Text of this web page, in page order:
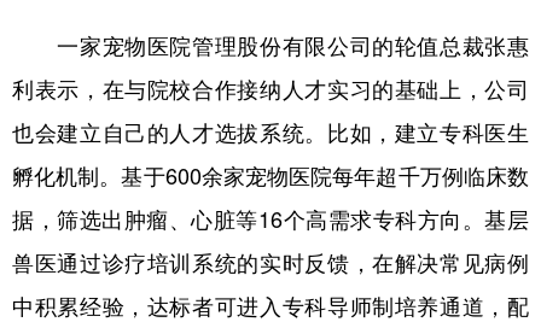
一家宠物医院管理股份有限公司的轮值总裁张惠
利表示，在与院校合作接纳人才实习的基础上，公司
也会建立自己的人才选拔系统。比如，建立专科医生
孵化机制。基于600余家宠物医院每年超千万例临床数
据，筛选出肿瘤、心脏等16个高需求专科方向。基层
兽医通过诊疗培训系统的实时反馈，在解决常见病例
中积累经验，达标者可进入专科导师制培养通道，配